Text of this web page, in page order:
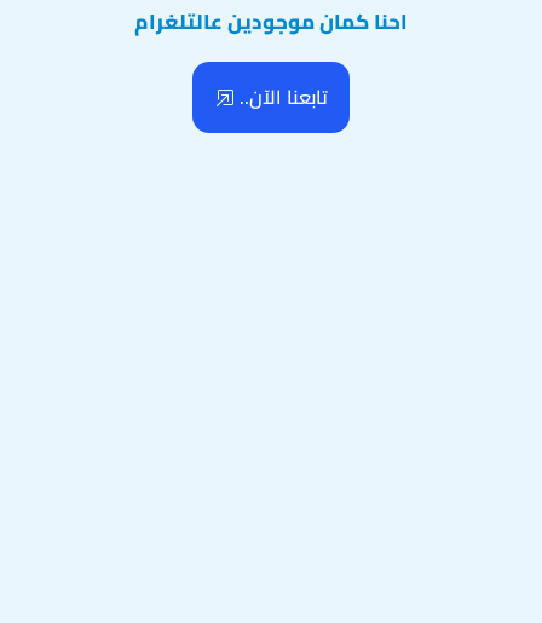
احنا كمان موجودين عالتلغرام
تابعنا الآن..